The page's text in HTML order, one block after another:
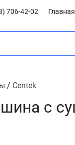
706-42-02 Главная
/ Centek
с